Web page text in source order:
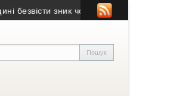
зник чоловік із серйозними